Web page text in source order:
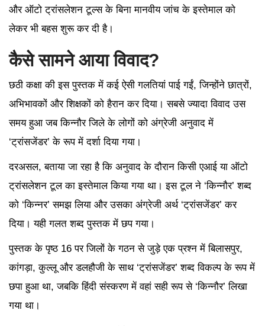
और ऑटो ट्रांसलेशन टूल्स के बिना मानवीय जांच के इस्तेमाल को
लेकर भी बहस शुरू कर दी है।
कैसे सामने आया विवाद?
छठी कक्षा की इस पुस्तक में कई ऐसी गलतियां पाई गईं, जिन्होंने छात्रों,
अभिभावकों और शिक्षकों को हैरान कर दिया। सबसे ज्यादा विवाद उस
समय हुआ जब किन्नौर जिले के लोगों को अंग्रेजी अनुवाद में
‘ट्रांसजेंडर’ के रूप में दर्शा दिया गया।
दरअसल, बताया जा रहा है कि अनुवाद के दौरान किसी एआई या ऑटो
ट्रांसलेशन टूल का इस्तेमाल किया गया था। इस टूल ने ‘किन्नौर’ शब्द
को ‘किन्नर’ समझ लिया और उसका अंग्रेजी अर्थ ‘ट्रांसजेंडर’ कर
दिया। यही गलत शब्द पुस्तक में छप गया।
पुस्तक के पृष्ठ 16 पर जिलों के गठन से जुड़े एक प्रश्न में बिलासपुर,
कांगड़ा, कुल्लू और डलहौजी के साथ ‘ट्रांसजेंडर’ शब्द विकल्प के रूप में
छपा हुआ था, जबकि हिंदी संस्करण में वहां सही रूप से ‘किन्नौर’ लिखा
गया था।